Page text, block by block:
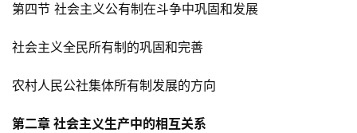
第四节 社会主义公有制在斗争中巩固和发展
社会主义全民所有制的巩固和完善
农村人民公社集体所有制发展的方向
第二章 社会主义生产中的相互关系